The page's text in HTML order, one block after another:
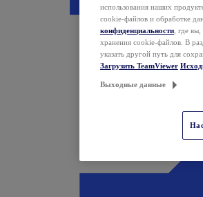
использования наших
cookie-файлов и обработке
конфиденциальности , где
хранения cookie-файлов. В
указать другой путь для
Загрузить TeamViewer
Выходные данные